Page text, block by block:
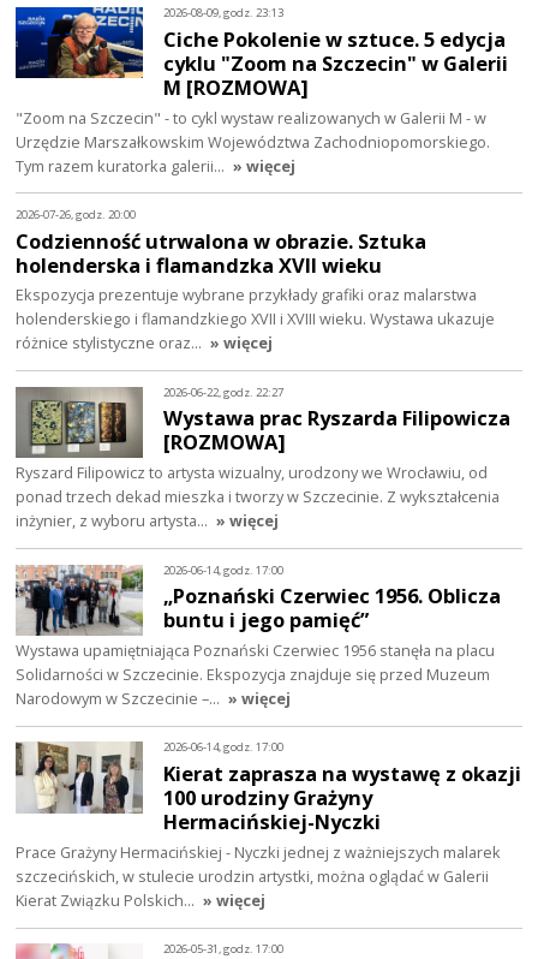
2026-08-09, godz. 23:13
Ciche Pokolenie w sztuce. 5 edycja
cyklu "Zoom na Szczecin" w Galerii
M [ROZMOWA]
"Zoom na Szczecin" - to cykl wystaw realizowanych w Galerii M - w
Urzędzie Marszałkowskim Województwa Zachodniopomorskiego.
Tym razem kuratorka galerii… » więcej
2026-07-26, godz. 20:00
Codzienność utrwalona w obrazie. Sztuka
holenderska i flamandzka XVII wieku
Ekspozycja prezentuje wybrane przykłady grafiki oraz malarstwa
holenderskiego i flamandzkiego XVII i XVIII wieku. Wystawa ukazuje
różnice stylistyczne oraz… » więcej
2026-06-22, godz. 22:27
Wystawa prac Ryszarda Filipowicza
[ROZMOWA]
Ryszard Filipowicz to artysta wizualny, urodzony we Wrocławiu, od
ponad trzech dekad mieszka i tworzy w Szczecinie. Z wykształcenia
inżynier, z wyboru artysta… » więcej
2026-06-14, godz. 17:00
„Poznański Czerwiec 1956. Oblicza
buntu i jego pamięć”
Wystawa upamiętniająca Poznański Czerwiec 1956 stanęła na placu
Solidarności w Szczecinie. Ekspozycja znajduje się przed Muzeum
Narodowym w Szczecinie –… » więcej
2026-06-14, godz. 17:00
Kierat zaprasza na wystawę z okazji
100 urodziny Grażyny
Hermacińskiej-Nyczki
Prace Grażyny Hermacińskiej - Nyczki jednej z ważniejszych malarek
szczecińskich, w stulecie urodzin artystki, można oglądać w Galerii
Kierat Związku Polskich… » więcej
2026-05-31, godz. 17:00